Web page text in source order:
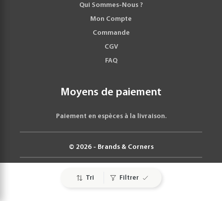
Tri Filtrer
Qui Sommes-Nous ?
Mon Compte
Commande
CGV
FAQ
Moyens de paiement
Paiement en espèces à la livraison.
© 2026 - Brands & Corners